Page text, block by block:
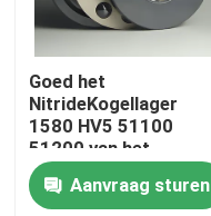
Huis
Producten
Goed het
NitrideKogellager
1580 HV5 51100
51200 van het
Weerstandssi3n4
SiliciumAanvraag sturen